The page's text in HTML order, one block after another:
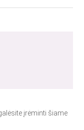
įrėminti šiame